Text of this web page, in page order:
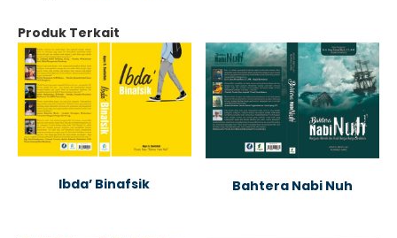
Produk Terkait
Ibda’ Binafsik Bahtera Nabi Nuh